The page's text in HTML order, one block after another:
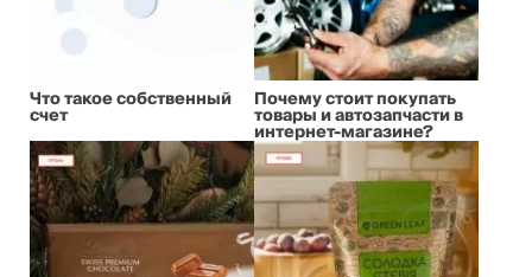
Что такое собственный
счет
Почему стоит покупать
товары и автозапчасти в
интернет-магазине?